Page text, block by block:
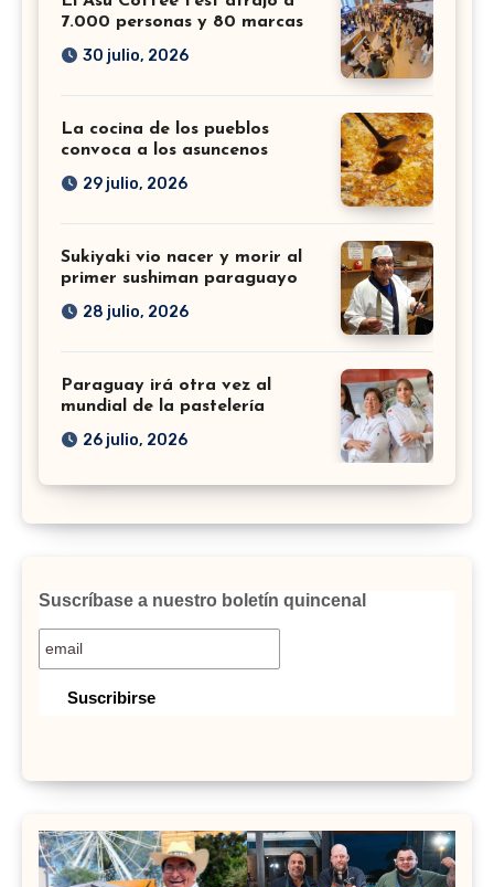
7.000 personas y 80 marcas
30 julio, 2026
La cocina de los pueblos
convoca a los asuncenos
29 julio, 2026
Sukiyaki vio nacer y morir al
primer sushiman paraguayo
28 julio, 2026
Paraguay irá otra vez al
mundial de la pastelería
26 julio, 2026
Suscríbase a nuestro boletín quincenal